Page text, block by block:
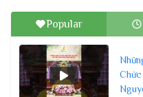
Popular